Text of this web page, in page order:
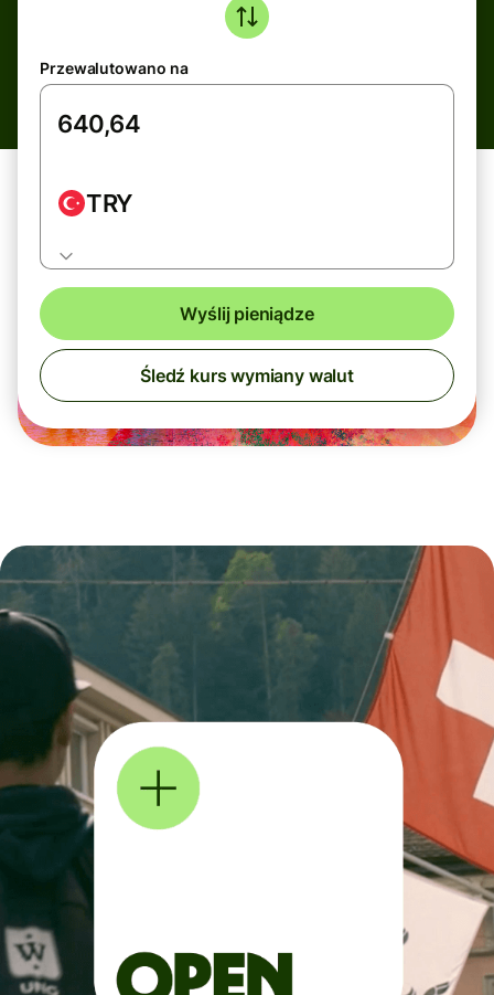
Przewalutowano na
TRY
Wyślij pieniądze
Śledź kurs wymiany walut